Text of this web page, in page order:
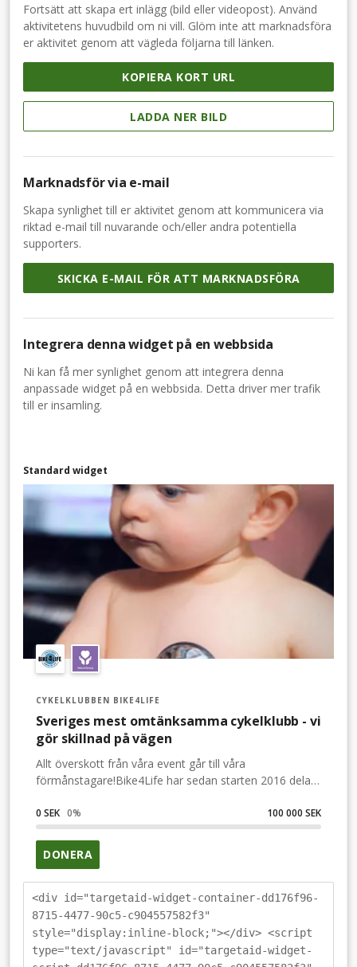
Fortsätt att skapa ert inlägg (bild eller videopost). Använd
aktivitetens huvudbild om ni vill. Glöm inte att marknadsföra
er aktivitet genom att vägleda följarna till länken.
KOPIERA KORT URL
LADDA NER BILD
Marknadsför via e-mail
Skapa synlighet till er aktivitet genom att kommunicera via
riktad e-mail till nuvarande och/eller andra potentiella
supporters.
SKICKA E-MAIL FÖR ATT MARKNADSFÖRA
Integrera denna widget på en webbsida
Ni kan få mer synlighet genom att integrera denna
anpassade widget på en webbsida. Detta driver mer trafik
till er insamling.
Standard widget
CYKELKLUBBEN BIKE4LIFE
Sveriges mest omtänksamma cykelklubb - vi
gör skillnad på vägen
Allt överskott från våra event går till våra
förmånstagare!Bike4Life har sedan starten 2016 delat
förmånstagare.Nedan presenterar vi de tre nuvarande
förmånstagarna och dessutom stödjer vi olika projekt.
Hjärtebarnsfonden.Ett trasigt barnhjärta förändrar allt.
nyfödda barn har fel på sitt hjärta. Det kan röra sig om
allt från mindre hål som växer igen av sig själv till
livshotande situationer som kräver omedelbar
operation. Hjärtebarnsfonden är en riksomfattande,
oberoende intresseorganisation som sedan 1975 aktivt
0 SEK 0% 100 000 SEK
DONERA
<div id="targetaid-widget-container-dd176f96-
8715-4477-90c5-c904557582f3"
style="display:inline-block;"></div> <script
type="text/javascript" id="targetaid-widget-